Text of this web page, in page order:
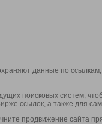
данные по
поисковых систем,
ссылок, а также для
продвижение сайта